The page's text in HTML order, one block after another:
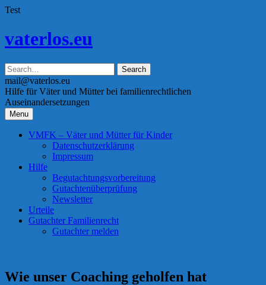
Test
to
vaterlos.eu
mail@vaterlos.eu
Hilfe für Väter und Mütter bei familienrechtlichen
Auseinandersetzungen
Menu
VMFK – Väter und Mütter für Kinder
Datenschutzerklärung
Impressum
Hilfe
Begutachtungsvorbereitung
Gutachtenüberprüfung
Newsletter
Urteile
Gutachter Familienrecht
Gutachter melden
Wie unser Coaching geholfen hat